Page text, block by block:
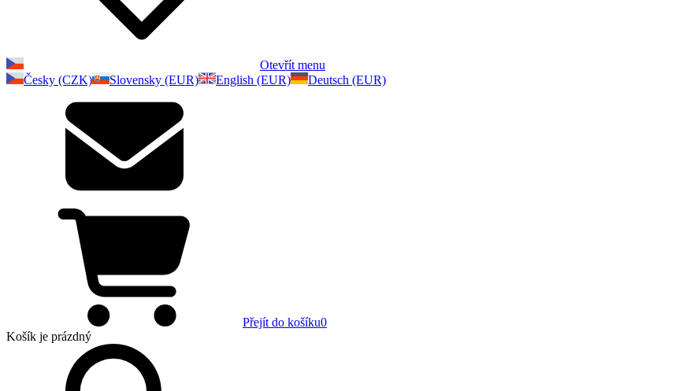
Otevřít menu
Česky (CZK)
Slovensky (EUR) English (EUR) Deutsch (EUR)
Přejít do košíku0
Košík je prázdný